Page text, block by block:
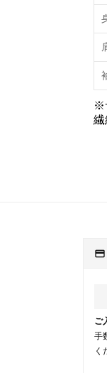
※
繊
payment
ご
手
く